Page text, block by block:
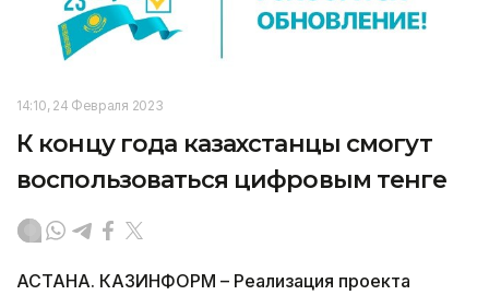
14:10, 24 Февраля 2023
К концу года казахстанцы смогут
воспользоваться цифровым тенге
АСТАНА. КАЗИНФОРМ – Реализация проекта